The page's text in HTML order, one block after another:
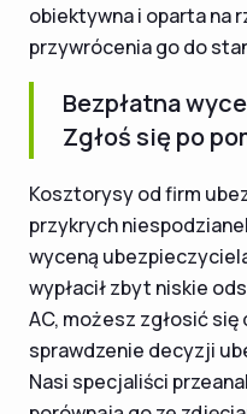
obiektywna i oparta na
przywrócenia go do
Bezpłatna
Zgłoś się po
Kosztorysy od firm
przykrych
wyceną
wypłacił zbyt niskie
AC, możesz zgłosić
sprawdzenie decyzji
Nasi specjaliści